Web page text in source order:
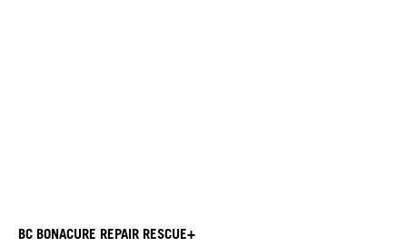
BC BONACURE REPAIR RESCUE+